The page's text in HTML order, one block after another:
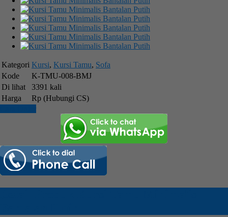
Kategori Kursi, Kursi Tamu, Sofa
Kode
K-TMU-008-BMJ
Di lihat
3391 kali
Harga
Rp (Hubungi CS)